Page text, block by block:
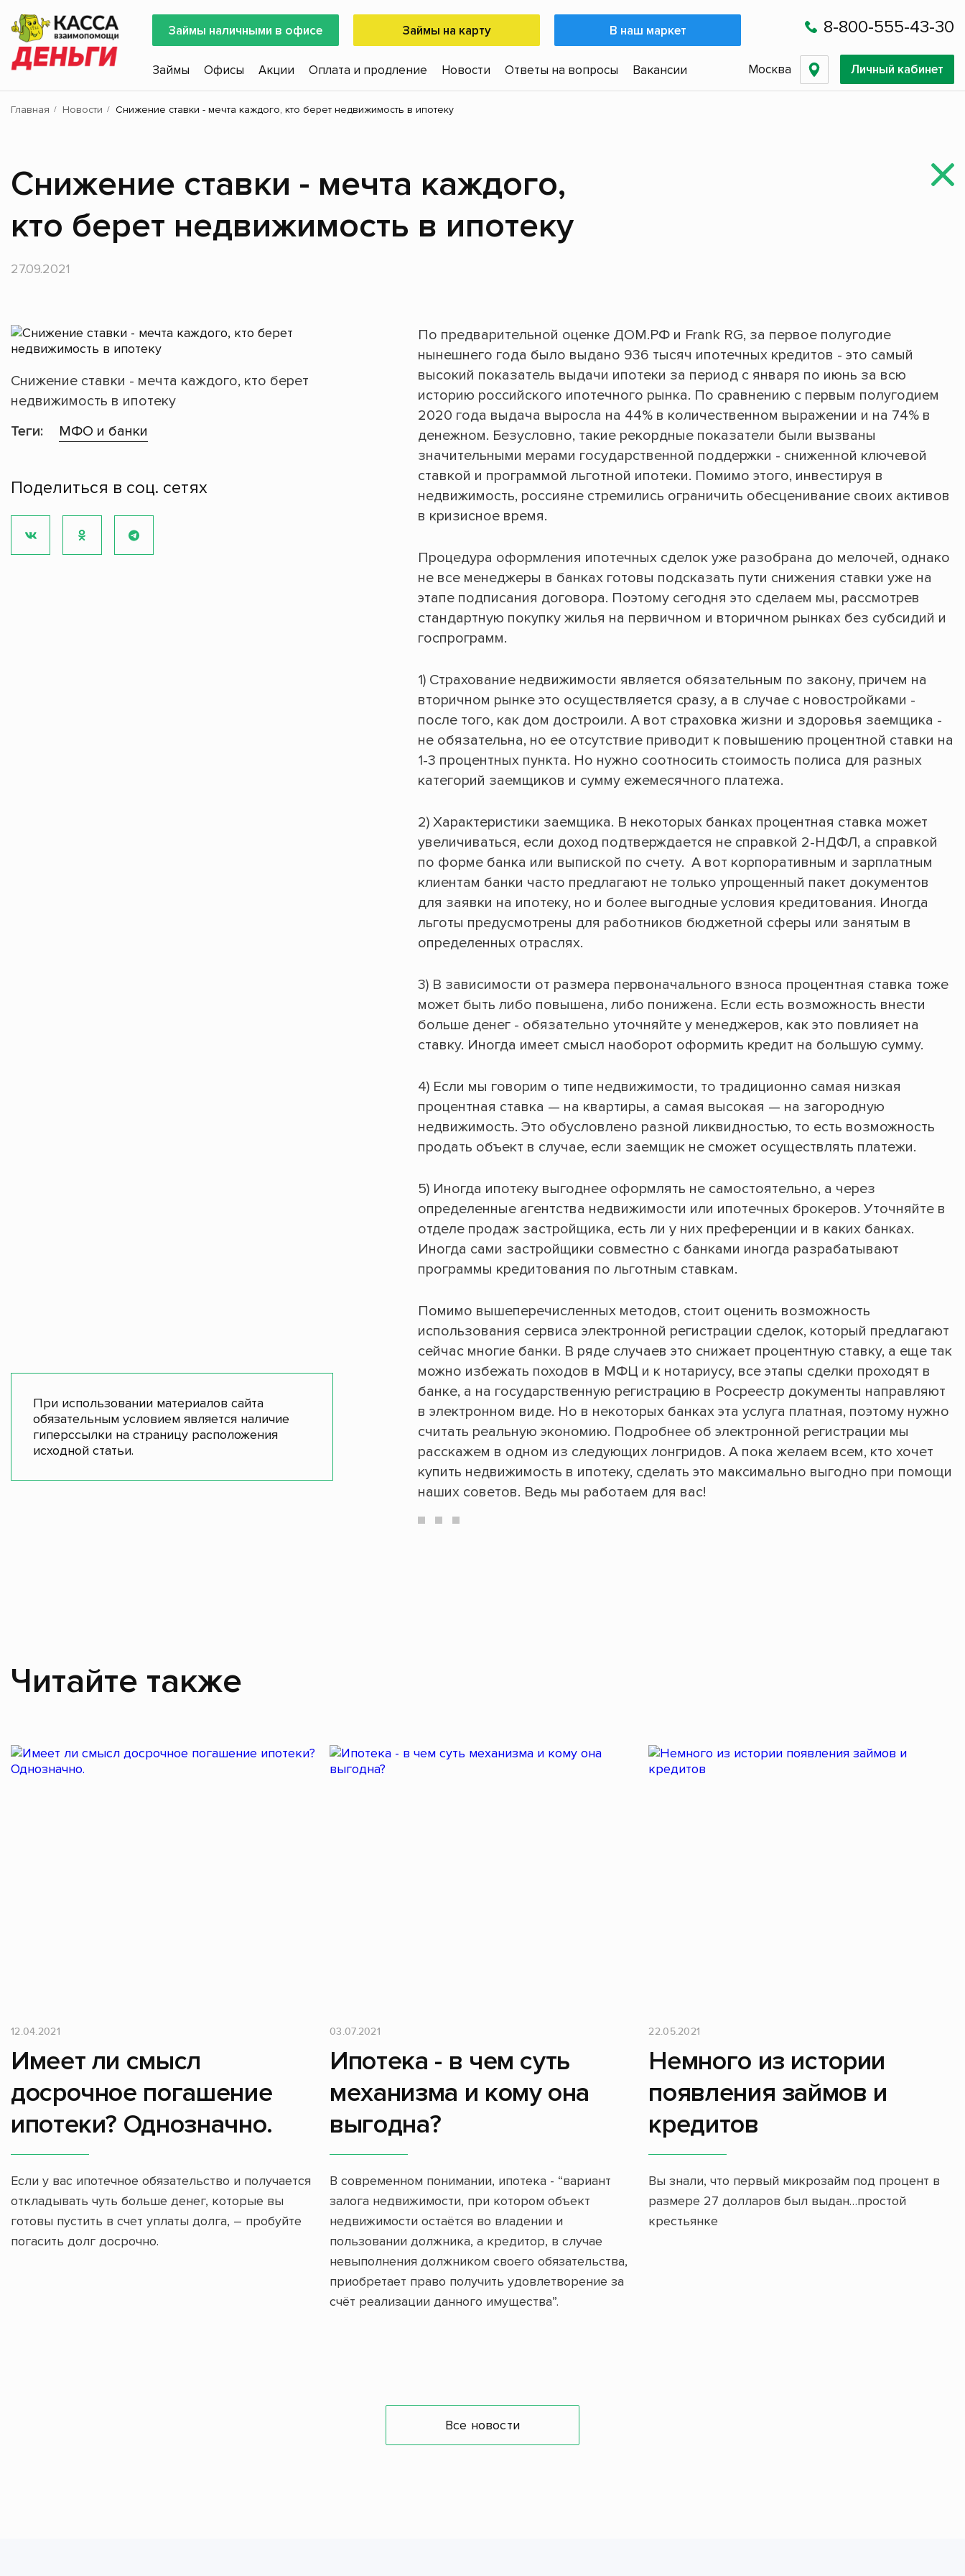
Займы наличными в офисе Займы на карту В наш маркет 8-800-555-43-30
Займы Офисы Акции Оплата и продление Новости Ответы на вопросы Вакансии Москва Личный кабинет
Главная Новости Снижение ставки - мечта каждого, кто берет недвижимость в ипотеку
Снижение ставки - мечта каждого,
кто берет недвижимость в ипотеку
27.09.2021
Снижение ставки - мечта каждого, кто берет
недвижимость в ипотеку
Теги:
МФО и банки
Поделиться в соц. сетях
При использовании материалов сайта
обязательным условием является наличие
гиперссылки на страницу расположения
исходной статьи.
По предварительной оценке ДОМ.РФ и Frank RG, за первое полугодие
нынешнего года было выдано 936 тысяч ипотечных кредитов - это самый
высокий показатель выдачи ипотеки за период с января по июнь за всю
историю российского ипотечного рынка. По сравнению с первым полугодием
2020 года выдача выросла на 44% в количественном выражении и на 74% в
денежном. Безусловно, такие рекордные показатели были вызваны
значительными мерами государственной поддержки - сниженной ключевой
ставкой и программой льготной ипотеки. Помимо этого, инвестируя в
недвижимость, россияне стремились ограничить обесценивание своих активов
в кризисное время.
Процедура оформления ипотечных сделок уже разобрана до мелочей, однако
не все менеджеры в банках готовы подсказать пути снижения ставки уже на
этапе подписания договора. Поэтому сегодня это сделаем мы, рассмотрев
стандартную покупку жилья на первичном и вторичном рынках без субсидий и
госпрограмм.
1) Страхование недвижимости является обязательным по закону, причем на
вторичном рынке это осуществляется сразу, а в случае с новостройками -
после того, как дом достроили. А вот страховка жизни и здоровья заемщика -
не обязательна, но ее отсутствие приводит к повышению процентной ставки на
1-3 процентных пункта. Но нужно соотносить стоимость полиса для разных
категорий заемщиков и сумму ежемесячного платежа.
2) Характеристики заемщика. В некоторых банках процентная ставка может
увеличиваться, если доход подтверждается не справкой 2-НДФЛ, а справкой
по форме банка или выпиской по счету. А вот корпоративным и зарплатным
клиентам банки часто предлагают не только упрощенный пакет документов
для заявки на ипотеку, но и более выгодные условия кредитования. Иногда
льготы предусмотрены для работников бюджетной сферы или занятым в
определенных отраслях.
3) В зависимости от размера первоначального взноса процентная ставка тоже
может быть либо повышена, либо понижена. Если есть возможность внести
больше денег - обязательно уточняйте у менеджеров, как это повлияет на
ставку. Иногда имеет смысл наоборот оформить кредит на большую сумму.
4) Если мы говорим о типе недвижимости, то традиционно самая низкая
процентная ставка — на квартиры, а самая высокая — на загородную
недвижимость. Это обусловлено разной ликвидностью, то есть возможность
продать объект в случае, если заемщик не сможет осуществлять платежи.
5) Иногда ипотеку выгоднее оформлять не самостоятельно, а через
определенные агентства недвижимости или ипотечных брокеров. Уточняйте в
отделе продаж застройщика, есть ли у них преференции и в каких банках.
Иногда сами застройщики совместно с банками иногда разрабатывают
программы кредитования по льготным ставкам.
Помимо вышеперечисленных методов, стоит оценить возможность
использования сервиса электронной регистрации сделок, который предлагают
сейчас многие банки. В ряде случаев это снижает процентную ставку, а еще так
можно избежать походов в МФЦ и к нотариусу, все этапы сделки проходят в
банке, а на государственную регистрацию в Росреестр документы направляют
в электронном виде. Но в некоторых банках эта услуга платная, поэтому нужно
считать реальную экономию. Подробнее об электронной регистрации мы
расскажем в одном из следующих лонгридов. А пока желаем всем, кто хочет
купить недвижимость в ипотеку, сделать это максимально выгодно при помощи
наших советов. Ведь мы работаем для вас!
Читайте также
12.04.2021
Имеет ли смысл
досрочное погашение
ипотеки? Однозначно.
Если у вас ипотечное обязательство и получается
откладывать чуть больше денег, которые вы
готовы пустить в счет уплаты долга, – пробуйте
погасить долг досрочно.
03.07.2021
Ипотека - в чем суть
механизма и кому она
выгодна?
В современном понимании, ипотека - “вариант
залога недвижимости, при котором объект
недвижимости остаётся во владении и
пользовании должника, а кредитор, в случае
невыполнения должником своего обязательства,
приобретает право получить удовлетворение за
счёт реализации данного имущества”.
22.05.2021
Немного из истории
появления займов и
кредитов
Вы знали, что первый микрозайм под процент в
размере 27 долларов был выдан…простой
крестьянке
Все новости